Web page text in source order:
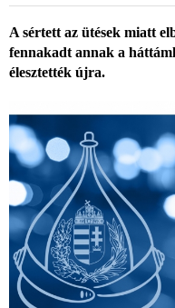
A sértett az ütések miatt
fennakadt annak a
élesztették újra.